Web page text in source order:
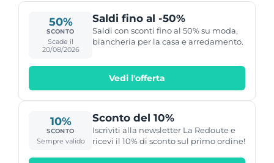
50%
SCONTO
Scade il
20/08/2026
Saldi fino al -50%
Saldi con sconti fino al 50% su moda,
biancheria per la casa e arredamento.
Vedi l'offerta
10%
SCONTO
Sempre valido
Sconto del 10%
Iscriviti alla newsletter La Redoute e
ricevi il 10% di sconto sul primo ordine!